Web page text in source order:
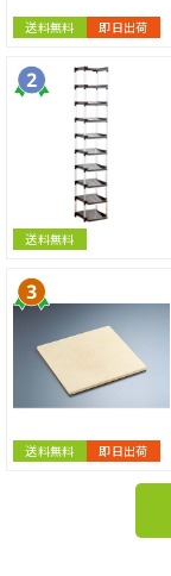
送料無料 即日出荷
送料無料
送料無料 即日出荷